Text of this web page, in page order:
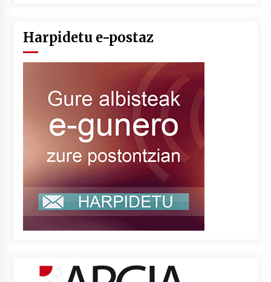
Harpidetu e-postaz